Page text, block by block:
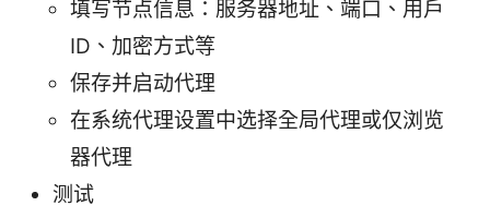
填写节点信息：服务器地址、端口、用户
ID、加密方式等
保存并启动代理
在系统代理设置中选择全局代理或仅浏览
器代理
测试